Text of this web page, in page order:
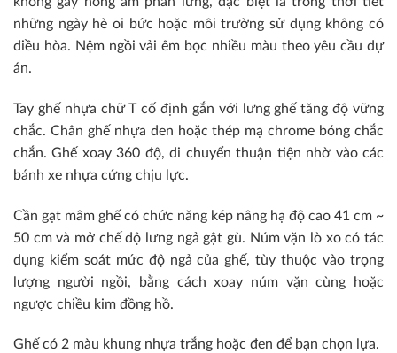
những ngày hè oi bức hoặc môi trường sử dụng không có
điều hòa. Nệm ngồi vải êm bọc nhiều màu theo yêu cầu dự
án.
Tay ghế nhựa chữ T cố định gắn với lưng ghế tăng độ vững
chắc. Chân ghế nhựa đen hoặc thép mạ chrome bóng chắc
chắn. Ghế xoay 360 độ, di chuyển thuận tiện nhờ vào các
bánh xe nhựa cứng chịu lực.
Cần gạt mâm ghế có chức năng kép nâng hạ độ cao 41 cm ~
50 cm và mở chế độ lưng ngả gật gù. Núm vặn lò xo có tác
dụng kiểm soát mức độ ngả của ghế, tùy thuộc vào trọng
lượng người ngồi, bằng cách xoay núm vặn cùng hoặc
ngược chiều kim đồng hồ.
Ghế có 2 màu khung nhựa trắng hoặc đen để bạn chọn lựa.